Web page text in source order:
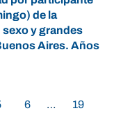
de la
sexo y grandes
Aires. Años
6 …
19